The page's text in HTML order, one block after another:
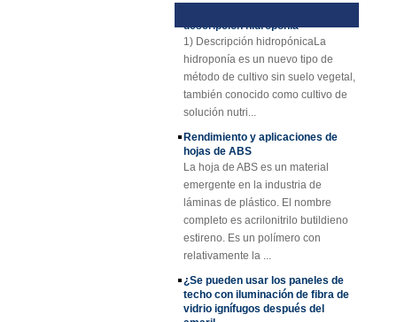
reforzado con fibra
de vidrio FRP PU
de espuma de
plástico para
con fibra de vidrio
25 mm de grosor
Perfiles plásticos
reforzados fibra de
vidrio del haz de
canal del tubo Rod
Hoja de techo de
plástico FRP
reforzado con fibra
de vidrio
de la mano. La hoja de mecanismo
de FRP tiene muchas ventajas
sobre la colocación de la mano. La
placa del mecanismo FRP tiene
una calidad estable y un espesor
uniforme. Superficie rentable,
ordenada y brillante.
1) Descripción hidropónicaLa
hidroponía es un nuevo tipo de
método de cultivo sin suelo vegetal,
también conocido como cultivo de
solución nutri...
hojas de ABS
La hoja de ABS es un material
emergente en la industria de
láminas de plástico. El nombre
completo es acrilonitrilo butildieno
estireno. Es un polímero con
relativamente la ...
techo con iluminación de fibra de
vidrio ignífugos después del
amaril